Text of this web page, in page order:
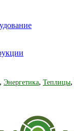
, Энергетика, Теплицы,